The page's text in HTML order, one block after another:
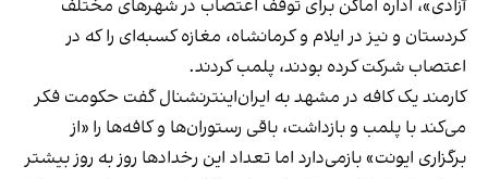
آزادی»، اداره اماکن برای توقف اعتصاب در شهرهای مختلف
کردستان و نیز در ایلام و کرمانشاه، مغازه کسبه‌ای را که در
اعتصاب شرکت کرده بودند، پلمب کردند.
کارمند یک کافه در مشهد به ایران‌اینترنشنال گفت حکومت فکر
می‌کند با پلمب و بازداشت، باقی رستوران‌ها و کافه‌ها را «از
برگزاری ایونت» بازمی‌دارد اما تعداد این رخدادها روز به روز بیشتر